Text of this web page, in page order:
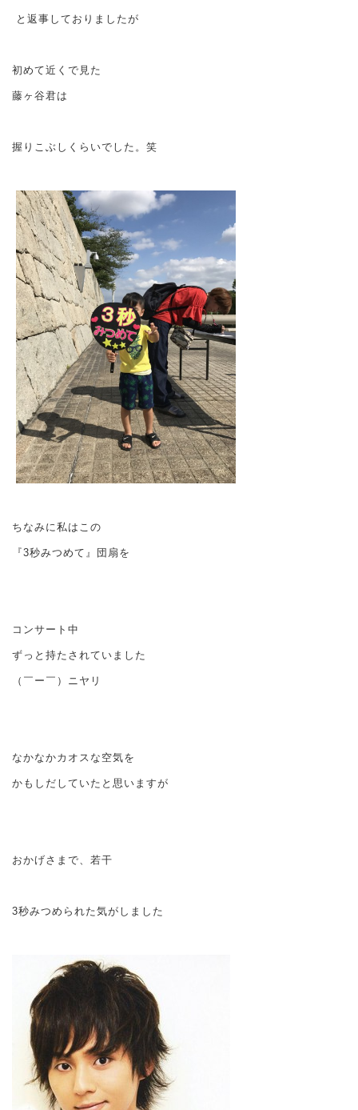
と返事しておりましたが
初めて近くで見た
藤ヶ谷君は
握りこぶしくらいでした。笑
ちなみに私はこの
『3秒みつめて』団扇を
コンサート中
ずっと持たされていました
（￣ー￣）ニヤリ
なかなかカオスな空気を
かもしだしていたと思いますが
おかげさまで、若干
3秒みつめられた気がしました